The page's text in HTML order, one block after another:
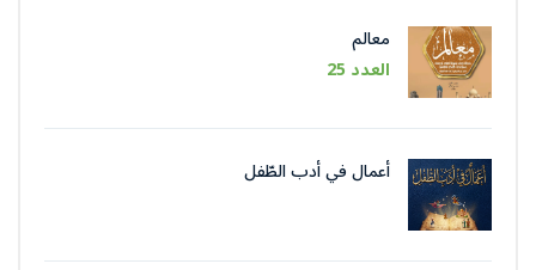
معالم
العدد 25
أعمال في أدب الطّفل